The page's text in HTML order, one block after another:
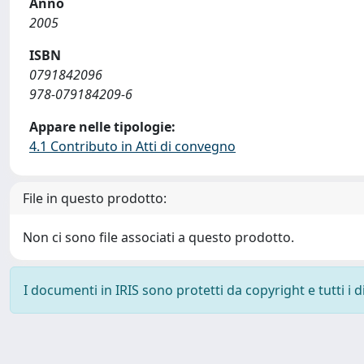
2005
ISBN
0791842096
978-079184209-6
Appare nelle tipologie:
4.1 Contributo in Atti di convegno
File in questo prodotto:
Non ci sono file associati a questo prodotto.
I documenti in IRIS sono protetti da copyright e tutti i